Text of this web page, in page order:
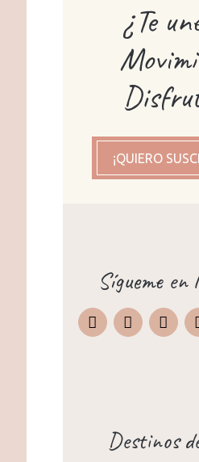
¿Te
¡QUIERO
Sígueme en
InstagramFacebook
X
Destinos